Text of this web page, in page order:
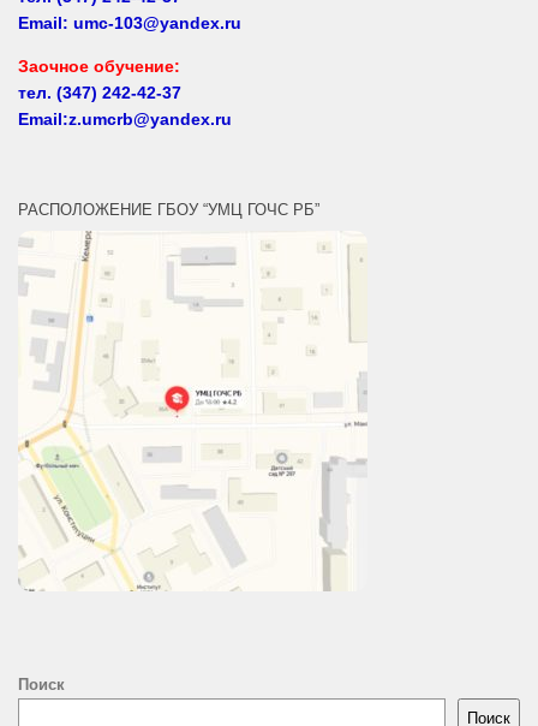
Email: umc-103@yandex.ru
Заочное обучение:
тел. (347) 242-42-37
Email:z.umcrb@yandex.ru
РАСПОЛОЖЕНИЕ ГБОУ “УМЦ ГОЧС РБ”
Поиск
Поиск